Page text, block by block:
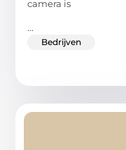
camera is
...
Bedrijven